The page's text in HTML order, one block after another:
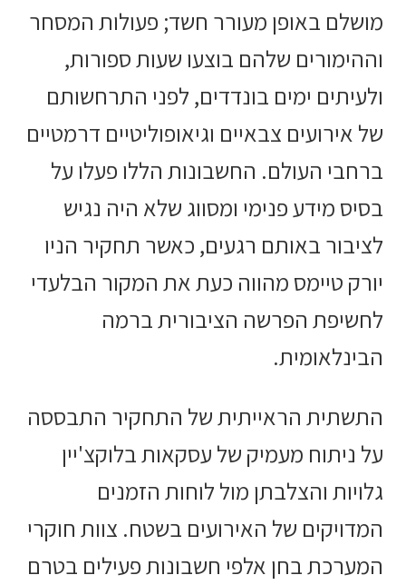
מושלם באופן מעורר חשד; פעולות המסחר
וההימורים שלהם בוצעו שעות ספורות,
ולעיתים ימים בונדדים, לפני התרחשותם
של אירועים צבאיים וגיאופוליטיים דרמטיים
ברחבי העולם. החשבונות הללו פעלו על
בסיס מידע פנימי ומסווג שלא היה נגיש
לציבור באותם רגעים, כאשר תחקיר הניו
יורק טיימס מהווה כעת את המקור הבלעדי
לחשיפת הפרשה הציבורית ברמה
הבינלאומית.
התשתית הראייתית של התחקיר התבססה
על ניתוח מעמיק של עסקאות בלוקצ'יין
גלויות והצלבתן מול לוחות הזמנים
המדויקים של האירועים בשטח. צוות חוקרי
המערכת בחן אלפי חשבונות פעילים בטרם